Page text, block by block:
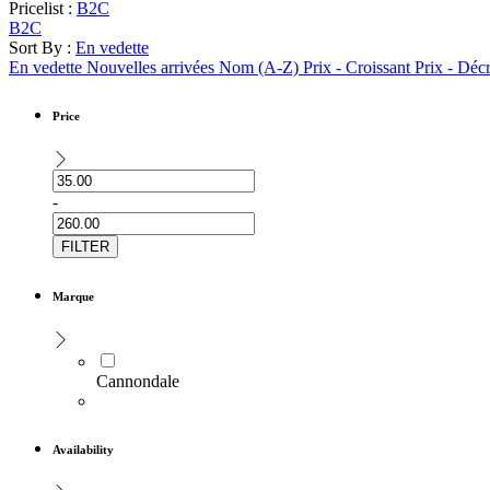
Pricelist : B2C
B2C
Sort By : En vedette
En vedette Nouvelles arrivées Nom (A-Z) Prix - Croissant Prix -
Price
-
FILTER
Marque
Cannondale
Availability